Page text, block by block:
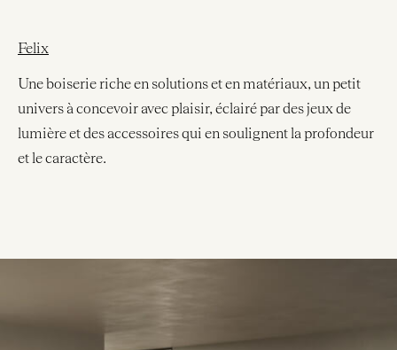
Felix
Une boiserie riche en solutions et en matériaux, un petit
univers à concevoir avec plaisir, éclairé par des jeux de
lumière et des accessoires qui en soulignent la profondeur
et le caractère.